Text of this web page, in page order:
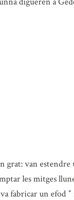
grat: van
les mitges
fabricar un efod *